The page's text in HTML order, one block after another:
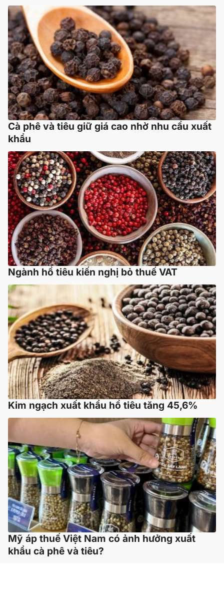
Cà phê và tiêu giữ giá cao nhờ nhu cầu xuất
khẩu
Ngành hồ tiêu kiến nghị bỏ thuế VAT
Kim ngạch xuất khẩu hồ tiêu tăng 45,6%
Mỹ áp thuế Việt Nam có ảnh hưởng xuất
khẩu cà phê và tiêu?